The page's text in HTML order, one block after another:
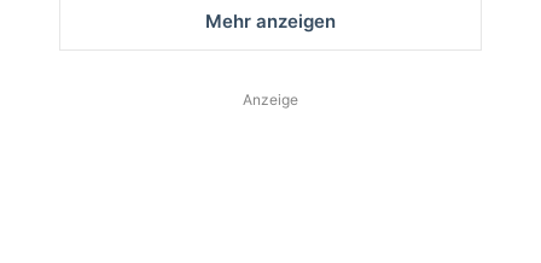
Mehr anzeigen
Anzeige